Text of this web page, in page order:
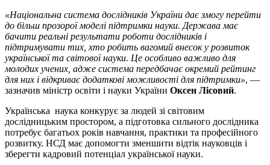
«Національна система дослідників України дає змогу перейти
до більш прозорої моделі підтримки науки. Держава має
бачити реальні результати роботи дослідників і
підтримувати тих, хто робить вагомий внесок у розвиток
української та світової науки. Це особливо важливо для
молодих учених, адже система передбачає окремий рейтинг
для них і відкриває додаткові можливості для підтримки», —
зазначив міністр освіти і науки України Оксен Лісовий.
Українська наука конкурує за людей зі світовим
дослідницьким простором, а підготовка сильного дослідника
потребує багатьох років навчання, практики та професійного
розвитку. НСД має допомогти зменшити відтік науковців і
зберегти кадровий потенціал української науки.